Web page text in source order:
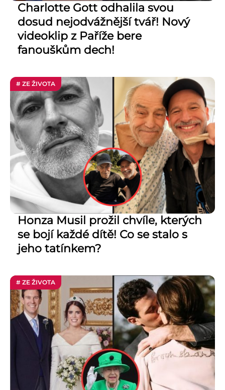
Charlotte Gott odhalila svou
dosud nejodvážnější tvář! Nový
videoklip z Paříže bere
fanouškům dech!
# ZE ŽIVOTA
Honza Musil prožil chvíle, kterých
se bojí každé dítě! Co se stalo s
jeho tatínkem?
# ZE ŽIVOTA